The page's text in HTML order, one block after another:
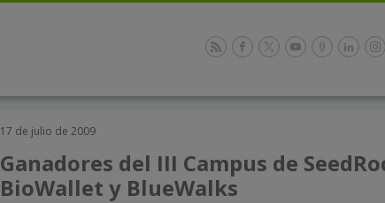
17 de julio de 2009
Ganadores del III Campus de
BioWallet y BlueWalks